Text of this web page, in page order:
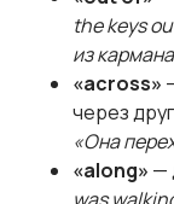
the keys
из
«across»
через
«Она
«along» —